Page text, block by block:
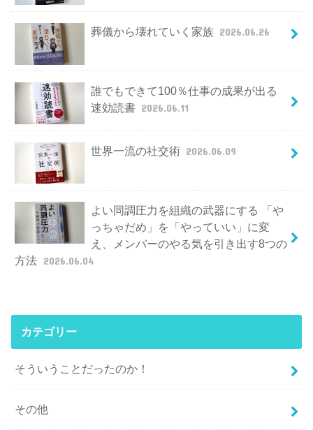
葬儀から壊れていく家族 2026.06.26
誰でもできて100％仕事の成果が出る
速効読書 2026.06.11
世界一流の社交術 2026.06.09
よい同調圧力を組織の武器にする 「や
っちゃだめ」を「やっていい」に変
え、メンバーのやる気を引き出す8つの
方法 2026.06.04
カテゴリー
そういうことだったのか！
その他